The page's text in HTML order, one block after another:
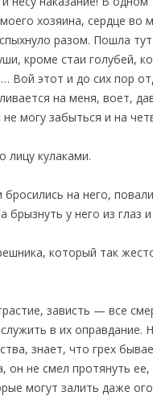
хозяина, сердце во
разом. Пошла
кроме стаи голубей,
этот и до сих пор
на меня, воет,
могу забыться и на
лицу кулаками.
на него,
у него из глаз
который так
зависть — все
в их
знает, что грех
он не смел протянуть
могут залить даже